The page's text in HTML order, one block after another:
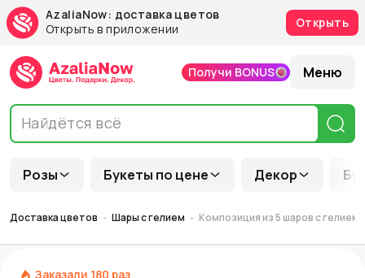
AzaliaNow: доставка цветов
Открыть в приложении
Открыть
Розы Букеты по цене Декор
Получи BONUS Меню
Доставка цветов Шары с гелием Композиция из 5 шаров с
Заказали 180 раз